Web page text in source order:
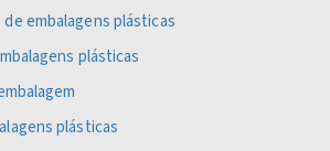
embalagens plásticas
plásticas
plásticas